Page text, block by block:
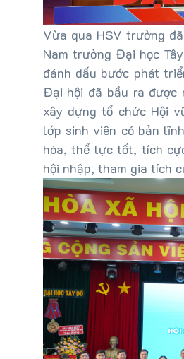
Vừa qua HSV trường
Nam trường Đại học
đánh dấu bước phát
Đại hội đã bầu ra
xây dựng tổ chức Hội
lớp sinh viên có bản
hóa, thể lực tốt, tích
hội nhập, tham gia tích